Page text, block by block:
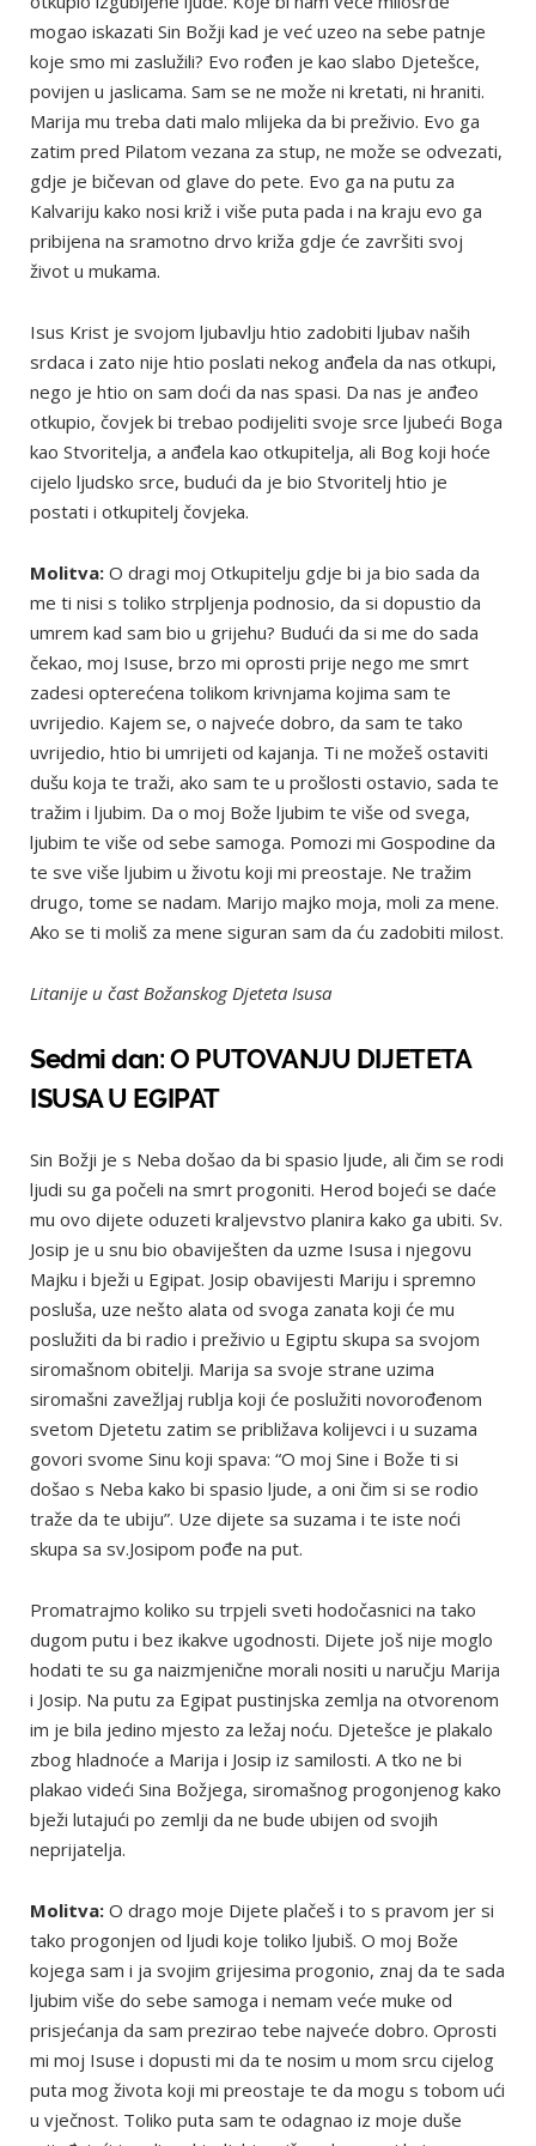
mogao iskazati Sin Božji kad je već uzeo na sebe patnje
koje smo mi zaslužili? Evo rođen je kao slabo Djetešce,
povijen u jaslicama. Sam se ne može ni kretati, ni hraniti.
Marija mu treba dati malo mlijeka da bi preživio. Evo ga
zatim pred Pilatom vezana za stup, ne može se odvezati,
gdje je bičevan od glave do pete. Evo ga na putu za
Kalvariju kako nosi križ i više puta pada i na kraju evo ga
pribijena na sramotno drvo križa gdje će završiti svoj
život u mukama.
Isus Krist je svojom ljubavlju htio zadobiti ljubav naših
srdaca i zato nije htio poslati nekog anđela da nas otkupi,
nego je htio on sam doći da nas spasi. Da nas je anđeo
otkupio, čovjek bi trebao podijeliti svoje srce ljubeći Boga
kao Stvoritelja, a anđela kao otkupitelja, ali Bog koji hoće
cijelo ljudsko srce, budući da je bio Stvoritelj htio je
postati i otkupitelj čovjeka.
Molitva: O dragi moj Otkupitelju gdje bi ja bio sada da
me ti nisi s toliko strpljenja podnosio, da si dopustio da
umrem kad sam bio u grijehu? Budući da si me do sada
čekao, moj Isuse, brzo mi oprosti prije nego me smrt
zadesi opterećena tolikom krivnjama kojima sam te
uvrijedio. Kajem se, o najveće dobro, da sam te tako
uvrijedio, htio bi umrijeti od kajanja. Ti ne možeš ostaviti
dušu koja te traži, ako sam te u prošlosti ostavio, sada te
tražim i ljubim. Da o moj Bože ljubim te više od svega,
ljubim te više od sebe samoga. Pomozi mi Gospodine da
te sve više ljubim u životu koji mi preostaje. Ne tražim
drugo, tome se nadam. Marijo majko moja, moli za mene.
Ako se ti moliš za mene siguran sam da ću zadobiti milost.
Litanije u čast Božanskog Djeteta Isusa
Sedmi dan: O PUTOVANJU DIJETETA
ISUSA U EGIPAT
Sin Božji je s Neba došao da bi spasio ljude, ali čim se rodi
ljudi su ga počeli na smrt progoniti. Herod bojeći se daće
mu ovo dijete oduzeti kraljevstvo planira kako ga ubiti. Sv.
Josip je u snu bio obaviješten da uzme Isusa i njegovu
Majku i bježi u Egipat. Josip obavijesti Mariju i spremno
posluša, uze nešto alata od svoga zanata koji će mu
poslužiti da bi radio i preživio u Egiptu skupa sa svojom
siromašnom obitelji. Marija sa svoje strane uzima
siromašni zavežljaj rublja koji će poslužiti novorođenom
svetom Djetetu zatim se približava kolijevci i u suzama
govori svome Sinu koji spava: “O moj Sine i Bože ti si
došao s Neba kako bi spasio ljude, a oni čim si se rodio
traže da te ubiju”. Uze dijete sa suzama i te iste noći
skupa sa sv.Josipom pođe na put.
Promatrajmo koliko su trpjeli sveti hodočasnici na tako
dugom putu i bez ikakve ugodnosti. Dijete još nije moglo
hodati te su ga naizmjenične morali nositi u naručju Marija
i Josip. Na putu za Egipat pustinjska zemlja na otvorenom
im je bila jedino mjesto za ležaj noću. Djetešce je plakalo
zbog hladnoće a Marija i Josip iz samilosti. A tko ne bi
plakao videći Sina Božjega, siromašnog progonjenog kako
bježi lutajući po zemlji da ne bude ubijen od svojih
neprijatelja.
Molitva: O drago moje Dijete plačeš i to s pravom jer si
tako progonjen od ljudi koje toliko ljubiš. O moj Bože
kojega sam i ja svojim grijesima progonio, znaj da te sada
ljubim više do sebe samoga i nemam veće muke od
prisjećanja da sam prezirao tebe najveće dobro. Oprosti
mi moj Isuse i dopusti mi da te nosim u mom srcu cijelog
puta mog života koji mi preostaje te da mogu s tobom ući
u vječnost. Toliko puta sam te odagnao iz moje duše